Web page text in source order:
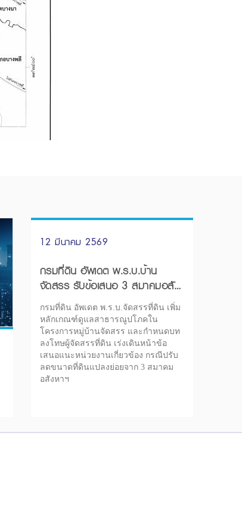
12 มีนาคม 2569
กรมที่ดิน อัพเดต พ.ร.บ.บ้าน
จัดสรร รับข้อเสนอ 3 สมาคมอสัง
หาฯ ลดขนาดที่ดิน
กรมที่ดิน อัพเดต พ.ร.บ.จัดสรรที่ดิน เพิ่ม
หลักเกณฑ์ดูแลสาธารณูปโภคใน
โครงการหมู่บ้านจัดสรร และกำหนดบท
ลงโทษผู้จัดสรรที่ดิน เร่งเดินหน้าข้อ
เสนอแนะหน่วยงานเกี่ยวข้อง กรณีปรับ
ลดขนาดที่ดินแปลงย่อยจาก 3 สมาคม
อสังหาฯ